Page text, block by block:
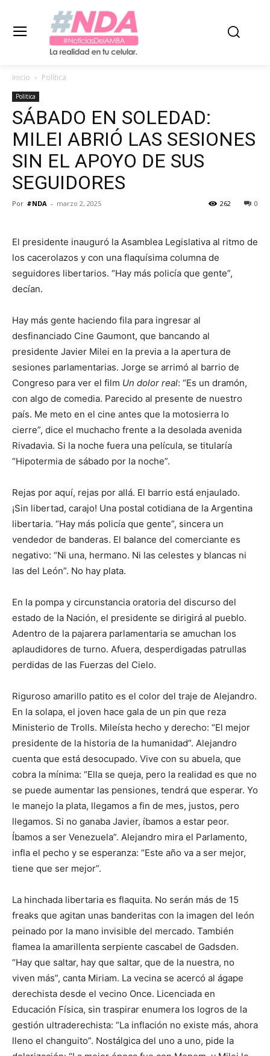
Inicio Política
Política
SÁBADO EN SOLEDAD:
MILEI ABRIÓ LAS SESIONES
SIN EL APOYO DE SUS
SEGUIDORES
Por #NDA - marzo 2, 2025 0
262
El presidente inauguró la Asamblea Legislativa al ritmo de
los cacerolazos y con una flaquísima columna de
seguidores libertarios. “Hay más policía que gente”,
decían.
Hay más gente haciendo fila para ingresar al
desfinanciado Cine Gaumont, que bancando al
presidente Javier Milei en la previa a la apertura de
sesiones parlamentarias. Jorge se arrimó al barrio de
Congreso para ver el film Un dolor real: “Es un dramón,
con algo de comedia. Parecido al presente de nuestro
país. Me meto en el cine antes que la motosierra lo
cierre”, dice el muchacho frente a la desolada avenida
Rivadavia. Si la noche fuera una película, se titularía
“Hipotermia de sábado por la noche”.
Rejas por aquí, rejas por allá. El barrio está enjaulado.
¡Sin libertad, carajo! Una postal cotidiana de la Argentina
libertaria. “Hay más policía que gente”, sincera un
vendedor de banderas. El balance del comerciante es
negativo: “Ni una, hermano. Ni las celestes y blancas ni
las del León”. No hay plata.
En la pompa y circunstancia oratoria del discurso del
estado de la Nación, el presidente se dirigirá al pueblo.
Adentro de la pajarera parlamentaria se amuchan los
aplaudidores de turno. Afuera, desperdigadas patrullas
perdidas de las Fuerzas del Cielo.
Riguroso amarillo patito es el color del traje de Alejandro.
En la solapa, el joven hace gala de un pin que reza
Ministerio de Trolls. Mileísta hecho y derecho: “El mejor
presidente de la historia de la humanidad”. Alejandro
cuenta que está desocupado. Vive con su abuela, que
cobra la mínima: “Ella se queja, pero la realidad es que no
se puede aumentar las pensiones, tendrá que esperar. Yo
le manejo la plata, llegamos a fin de mes, justos, pero
llegamos. Si no ganaba Javier, íbamos a estar peor.
Íbamos a ser Venezuela”. Alejandro mira el Parlamento,
infla el pecho y se esperanza: “Este año va a ser mejor,
tiene que ser mejor”.
La hinchada libertaria es flaquita. No serán más de 15
freaks que agitan unas banderitas con la imagen del león
peinado por la mano invisible del mercado. También
flamea la amarillenta serpiente cascabel de Gadsden.
“Hay que saltar, hay que saltar, que de la nuestra, no
viven más”, canta Miriam. La vecina se acercó al ágape
derechista desde el vecino Once. Licenciada en
Educación Física, sin traspirar enumera los logros de la
gestión ultraderechista: “La inflación no existe más, ahora
lleno el changuito”. Nostálgica del uno a uno, pide la